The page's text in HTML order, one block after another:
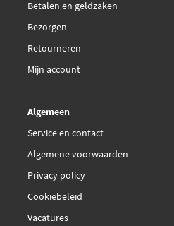
Betalen en geldzaken
Bezorgen
Retourneren
Mijn account
Algemeen
Service en contact
Algemene voorwaarden
Privacy policy
Cookiebeleid
Vacatures